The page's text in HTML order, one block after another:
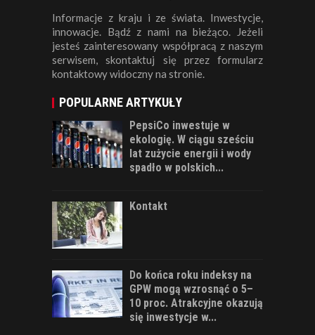
Informacje z kraju i ze świata. Inwestycje,
innowacje. Bądź z nami na bieżąco. Jeżeli
jesteś zainteresowany współpracą z naszym
serwisem, skontaktuj się przez formularz
kontaktowy widoczny na stronie.
POPULARNE ARTYKUŁY
PepsiCo inwestuje w
ekologię. W ciągu sześciu
lat zużycie energii i wody
spadło w polskich...
Kontakt
Do końca roku indeksy na
GPW mogą wzrosnąć o 5–
10 proc. Atrakcyjne okazują
się inwestycje w...